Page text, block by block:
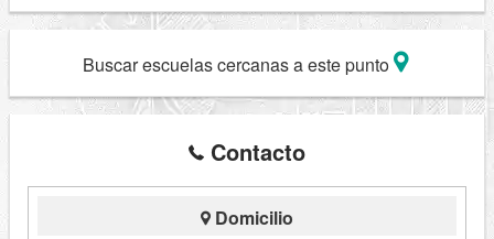
Buscar escuelas cercanas a este punto
Contacto
Domicilio